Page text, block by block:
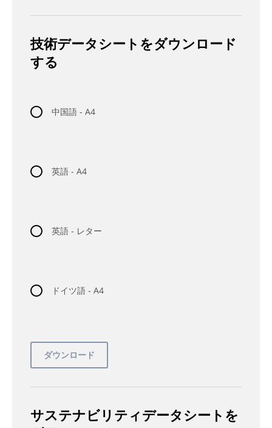
技術データシートをダウンロード
する
中国語 - A4
英語 - A4
英語 - レター
ドイツ語 - A4
サステナビリティデータシートを